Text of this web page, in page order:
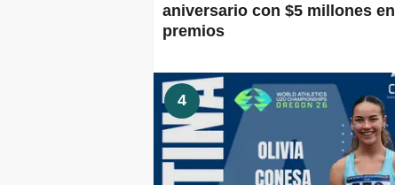
aniversario con $5 millones en
premios
4